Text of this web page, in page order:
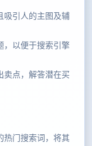
吸引人的主图及辅
，以便于搜索引擎
卖点，解答潜在买
热门搜索词，将其